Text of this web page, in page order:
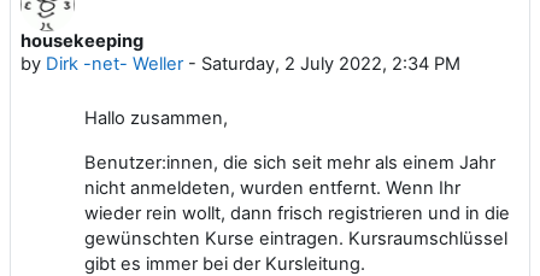
housekeeping
by Dirk -net- Weller- Saturday, 2 July 2022, 2:34 PM
Number of replies: 0
Hallo zusammen,
Benutzer:innen, die sich seit mehr als einem Jahr
nicht anmeldeten, wurden entfernt. Wenn Ihr
wieder rein wollt, dann frisch registrieren und in die
gewünschten Kurse eintragen. Kursraumschlüssel
gibt es immer bei der Kursleitung.